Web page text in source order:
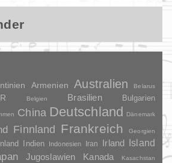
Armenien Australien Belarus
Belgien Brasilien Bulgarien
China Deutschland Dänemark
Finnland Frankreich
Georgien
Indien Indonesien Iran Irland
Island
Jugoslawien Kanada Kasachstan